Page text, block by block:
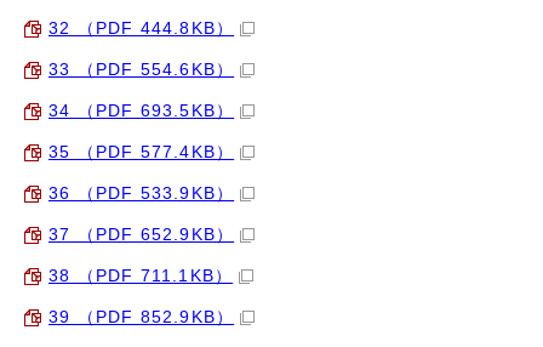
32 （PDF 444.8KB）
33 （PDF 554.6KB）
34 （PDF 693.5KB）
35 （PDF 577.4KB）
36 （PDF 533.9KB）
37 （PDF 652.9KB）
38 （PDF 711.1KB）
39 （PDF 852.9KB）